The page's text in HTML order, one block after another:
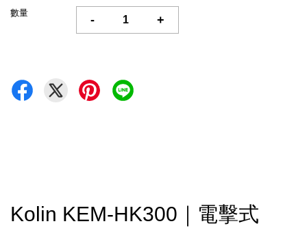
數量
- +
Kolin KEM-HK300｜電擊式